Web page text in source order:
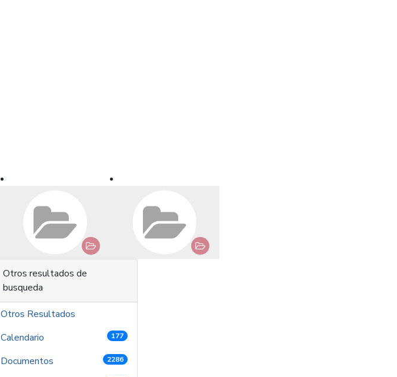
Otros resultados de
busqueda
Otros Resultados
Calendario
177
Documentos 2286